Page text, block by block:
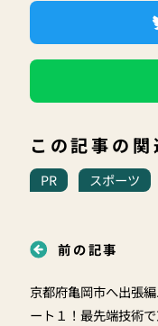
この記事の関
PR スポーツ
前の記事
京都府亀岡市へ出張
ート１！最先端技術